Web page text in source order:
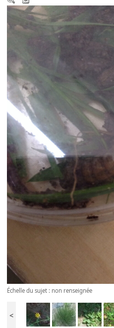
Échelle du sujet : non renseignée
<